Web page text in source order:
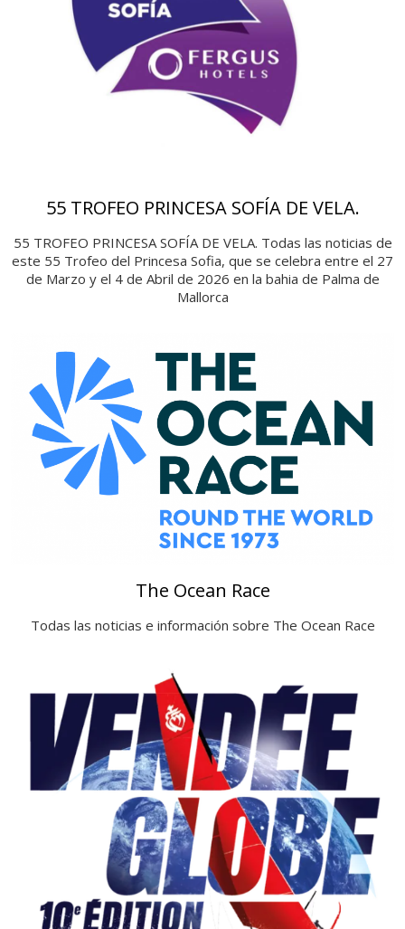
55 TROFEO PRINCESA SOFÍA DE VELA.
55 TROFEO PRINCESA SOFÍA DE VELA. Todas las noticias de
este 55 Trofeo del Princesa Sofia, que se celebra entre el 27
de Marzo y el 4 de Abril de 2026 en la bahia de Palma de
Mallorca
The Ocean Race
Todas las noticias e información sobre The Ocean Race